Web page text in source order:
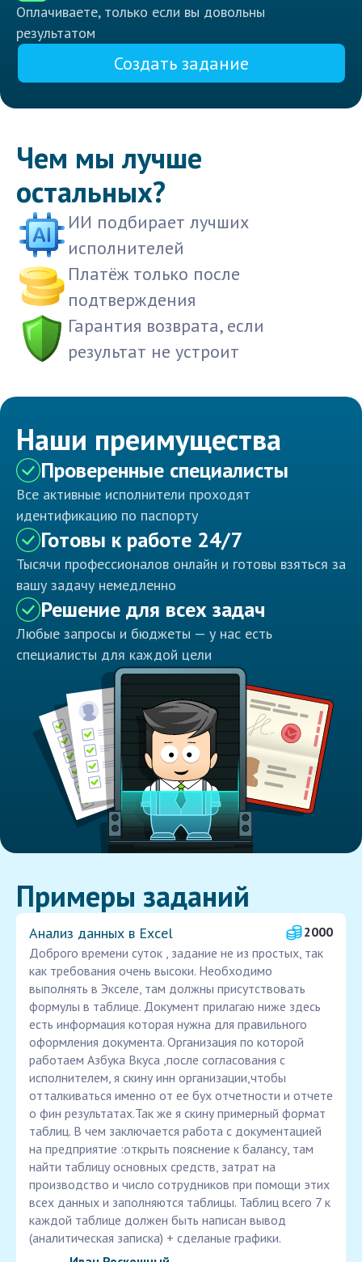
Оплачиваете, только если вы довольны
результатом
Создать задание
Чем мы лучше
остальных?
ИИ подбирает лучших
исполнителей
Платёж только после
подтверждения
Гарантия возврата, если
результат не устроит
Наши преимущества
Проверенные специалисты
Все активные исполнители проходят
идентификацию по паспорту
Готовы к работе 24/7
Тысячи профессионалов онлайн и готовы взяться за
вашу задачу немедленно
Решение для всех задач
Любые запросы и бюджеты — у нас есть
специалисты для каждой цели
Примеры заданий
Анализ данных в Excel
2000
Доброго времени суток , задание не из простых, так
как требования очень высоки. Необходимо
выполнять в Экселе, там должны присутствовать
формулы в таблице. Документ прилагаю ниже здесь
есть информация которая нужна для правильного
оформления документа. Организация по которой
работаем Азбука Вкуса ,после согласования с
исполнителем, я скину инн организации,чтобы
отталкиваться именно от ее бух отчетности и отчете
о фин результатах.Так же я скину примерный формат
таблиц. В чем заключается работа с документацией
на предприятие :открыть пояснение к балансу, там
найти таблицу основных средств, затрат на
производство и число сотрудников при помощи этих
всех данных и заполняются таблицы. Таблиц всего 7 к
каждой таблице должен быть написан вывод
(аналитическая записка) + сделаные графики.